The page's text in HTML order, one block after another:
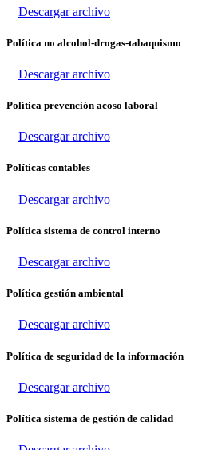
Descargar archivo
Política no alcohol-drogas-tabaquismo
Descargar archivo
Política prevención acoso laboral
Descargar archivo
Políticas contables
Descargar archivo
Política sistema de control interno
Descargar archivo
Política gestión ambiental
Descargar archivo
Política de seguridad de la información
Descargar archivo
Política sistema de gestión de calidad